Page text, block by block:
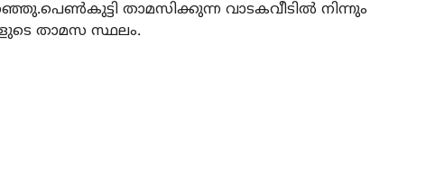
താമസിക്കുന്ന വാടകവീടില്‍ നിന്നും
താമസ സ്ഥലം.